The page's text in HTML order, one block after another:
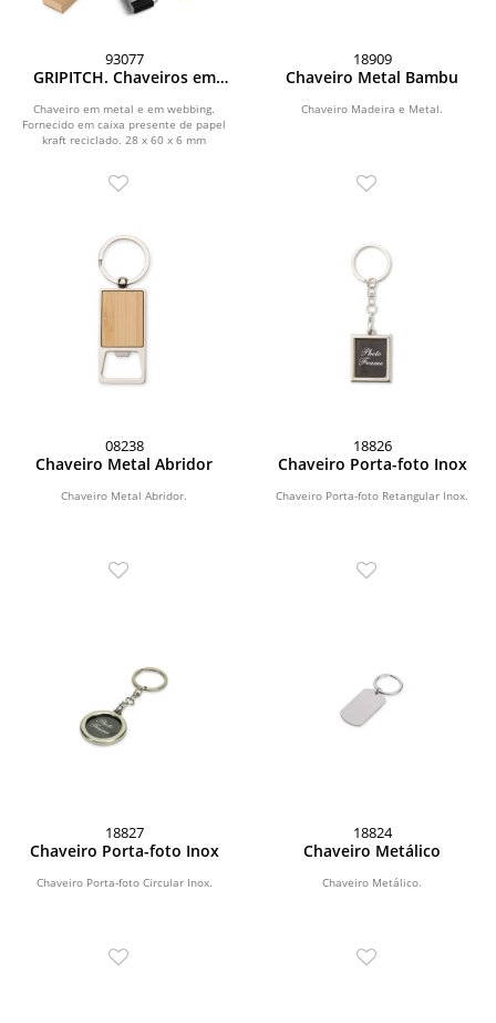
93077
GRIPITCH. Chaveiros em
Chaveiro em metal e em webbing.
Fornecido em caixa presente de papel
kraft reciclado. 28 x 60 x 6 mm
18909
Chaveiro Metal Bambu
Chaveiro Madeira e Metal.
08238
Chaveiro Metal Abridor
Chaveiro Metal Abridor.
18826
Chaveiro Porta-foto Inox
Chaveiro Porta-foto Retangular Inox.
18827
Chaveiro Porta-foto Inox
Chaveiro Porta-foto Circular Inox.
18824
Chaveiro Metálico
Chaveiro Metálico.